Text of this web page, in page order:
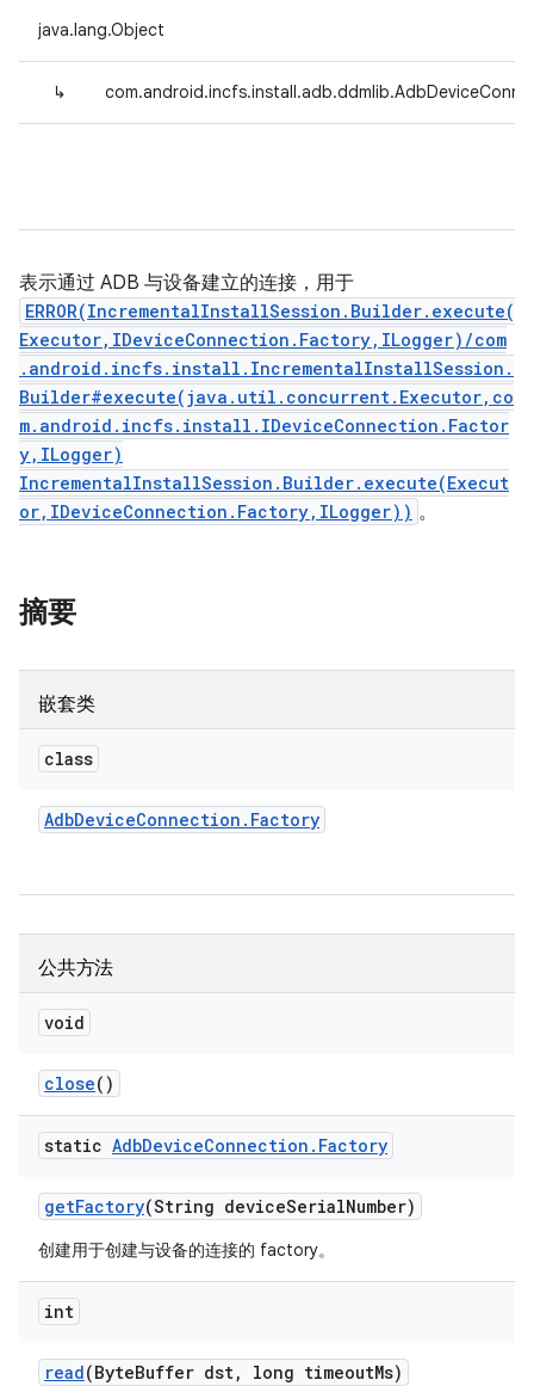
java.lang.Object
↳
表示通过 ADB 与设备建立的连接，用于
ERROR(IncrementalInstallSession.Builder.execute(
Executor,IDeviceConnection.Factory,ILogger)/com
.android.incfs.install.IncrementalInstallSession.
Builder#execute(java.util.concurrent.Executor,co
m.android.incfs.install.IDeviceConnection.Factor
y,ILogger)
IncrementalInstallSession.Builder.execute(Execut
or,IDeviceConnection.Factory,ILogger)) 。
摘要
嵌套类
class
AdbDeviceConnection . Factory
公共方法
void
close()
static AdbDeviceConnection . Factory
getFactory(String deviceSerialNumber)
创建用于创建与设备的连接的 factory。
int
read(ByteBuffer dst, long timeoutMs)